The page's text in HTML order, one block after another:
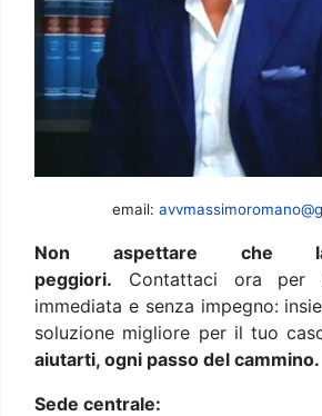
email:
Non aspettare che
peggiori. Contattaci ora per
immediata e senza impegno:
soluzione migliore per il tuo
aiutarti, ogni passo del cammino.
Sede centrale: